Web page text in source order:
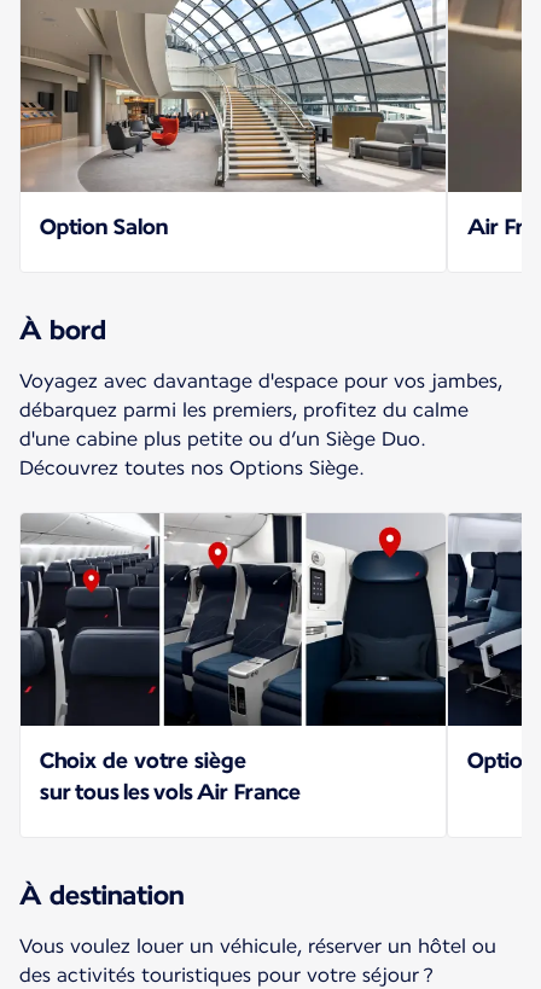
Option Salon Air
À bord
Voyagez avec davantage d'espace pour vos jambes,
débarquez parmi les premiers, profitez du calme
d'une cabine plus petite ou d’un Siège Duo.
Découvrez toutes nos Options Siège.
Choix de votre siège
sur tous les vols Air France
À destination
Vous voulez louer un véhicule, réserver un hôtel ou
des activités touristiques pour votre séjour ?